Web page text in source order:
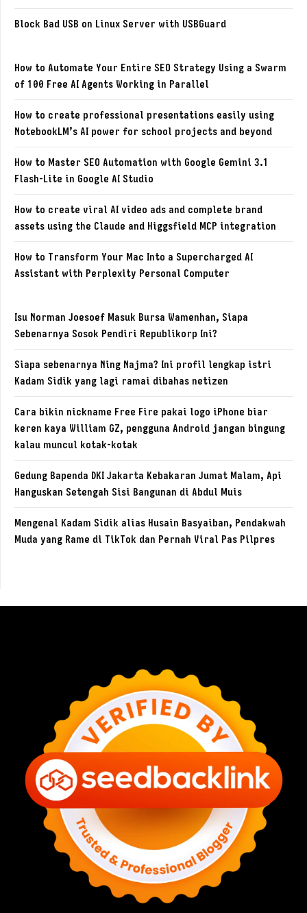
Block Bad USB on Linux Server with USBGuard
How to Automate Your Entire SEO Strategy Using a Swarm
of 100 Free AI Agents Working in Parallel
How to create professional presentations easily using
NotebookLM’s AI power for school projects and beyond
How to Master SEO Automation with Google Gemini 3.1
Flash-Lite in Google AI Studio
How to create viral AI video ads and complete brand
assets using the Claude and Higgsfield MCP integration
How to Transform Your Mac Into a Supercharged AI
Assistant with Perplexity Personal Computer
Isu Norman Joesoef Masuk Bursa Wamenhan, Siapa
Sebenarnya Sosok Pendiri Republikorp Ini?
Siapa sebenarnya Ning Najma? Ini profil lengkap istri
Kadam Sidik yang lagi ramai dibahas netizen
Cara bikin nickname Free Fire pakai logo iPhone biar
keren kaya William GZ, pengguna Android jangan bingung
kalau muncul kotak-kotak
Gedung Bapenda DKI Jakarta Kebakaran Jumat Malam, Api
Hanguskan Setengah Sisi Bangunan di Abdul Muis
Mengenal Kadam Sidik alias Husain Basyaiban, Pendakwah
Muda yang Rame di TikTok dan Pernah Viral Pas Pilpres